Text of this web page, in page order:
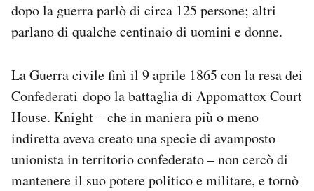
dopo la guerra parlò di circa 125 persone; altri
parlano di qualche centinaio di uomini e donne.
La Guerra civile finì il 9 aprile 1865 con la resa dei
Confederati dopo la battaglia di Appomattox Court
House. Knight – che in maniera più o meno
indiretta aveva creato una specie di avamposto
unionista in territorio confederato – non cercò di
mantenere il suo potere politico e militare, e tornò